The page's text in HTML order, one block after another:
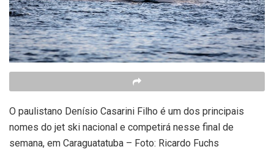
O paulistano Denísio Casarini Filho é um dos principais
nomes do jet ski nacional e competirá nesse final de
semana, em Caraguatatuba – Foto: Ricardo Fuchs